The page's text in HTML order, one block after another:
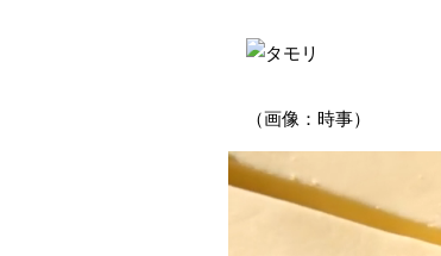
（画像：時事）